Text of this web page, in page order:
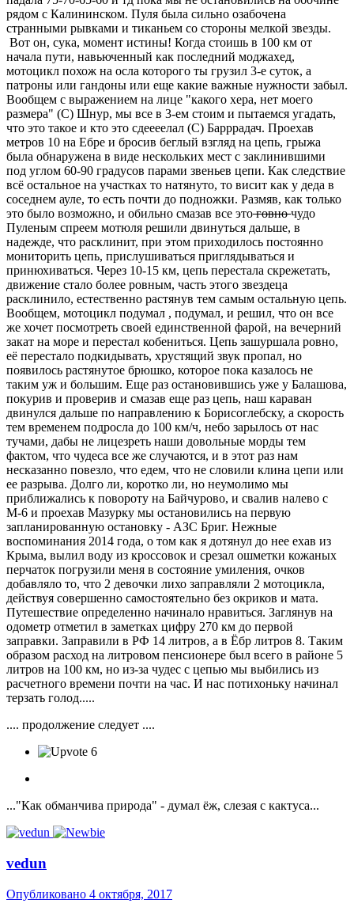
рядом с Калининском. Пуля была сильно озабочена
странными рывками и тиканьем со стороны мелкой звезды.
Вот он, сука, момент истины! Когда стоишь в 100 км от
начала пути, навьюченный как последний моджахед,
мотоцикл похож на осла которого ты грузил 3-е суток, а
патроны или гандоны или еще какие важные нужности забыл.
Вообщем с выражением на лице "какого хера, нет моего
размера" (С) Шнур, мы все в 3-ем стоим и пытаемся угадать,
что это такое и кто это сдеееелал (С) Барррадач. Проехав
метров 10 на Ебре и бросив беглый взгляд на цепь, грыжа
была обнаружена в виде нескольких мест с заклинившими
под углом 60-90 градусов парами звеньев цепи. Как следствие
всё остальное на участках то натянуто, то висит как у деда в
соседнем ауле, то есть почти до подножки. Размяв, как только
это было возможно, и обильно смазав все этоговночудо
Пуленым спреем мотюля решили двинуться дальше, в
надежде, что расклинит, при этом приходилось постоянно
мониторить цепь, прислушиваться приглядываться и
принюхиваться. Через 10-15 км, цепь перестала скрежетать,
движение стало более ровным, часть этого звездеца
расклинило, естественно растянув тем самым остальную цепь.
Вообщем, мотоцикл подумал , подумал, и решил, что он все
же хочет посмотреть своей единственной фарой, на вечерний
закат на море и перестал кобениться. Цепь зашуршала ровно,
её перестало подкидывать, хрустящий звук пропал, но
появилось растянутое брюшко, которое пока казалось не
таким уж и большим. Еще раз остановившись уже у Балашова,
покурив и проверив и смазав еще раз цепь, наш караван
двинулся дальше по направлению к Борисоглебску, а скорость
тем временем подросла до 100 км/ч, небо зарылось от нас
тучами, дабы не лицезреть наши довольные морды тем
фактом, что чудеса все же случаются, и в этот раз нам
несказанно повезло, что едем, что не словили клина цепи или
ее разрыва. Долго ли, коротко ли, но неумолимо мы
приближались к повороту на Байчурово, и свалив налево с
М-6 и проехав Мазурку мы остановились на первую
запланированную остановку - АЗС Бриг. Нежные
воспоминания 2014 года, о том как я дотянул до нее ехав из
Крыма, вылил воду из кроссовок и срезал ошметки кожаных
перчаток погрузили меня в состояние умиления, очков
добавляло то, что 2 девочки лихо заправляли 2 мотоцикла,
действуя совершенно самостоятельно без окриков и мата.
Путешествие определенно начинало нравиться. Заглянув на
одометр отметил в заметках цифру 270 км до первой
заправки. Заправили в РФ 14 литров, а в Ёбр литров 8. Таким
образом расход на литровом пенсионере был всего в районе 5
литров на 100 км, но из-за чудес с цепью мы выбились из
расчетного времени почти на час. И нас потихоньку начинал
терзать голод.....
.... продолжение следует ....
6
..."Как обманчива природа" - думал ёж, слезая с кактуса...
vedun
Опубликовано 4 октября, 2017